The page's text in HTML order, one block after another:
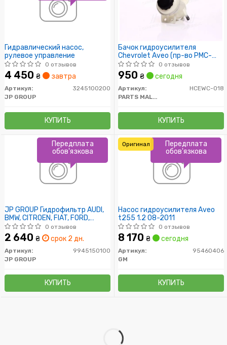
Гидравлический насос,
рулевое управление
0 отзывов
4 450 ₴ завтра
Артикул:
3245100200
JP GROUP
КУПИТЬ
Бачок гидроусилителя
Chevrolet Aveo (пр-во PMC-
ESSENCE)
0 отзывов
950 ₴ сегодня
Артикул:
HCEWC-018
PARTS MALL (PMC)
КУПИТЬ
JP GROUP Гидрофильтр AUDI,
BMW, CITROEN, FIAT, FORD,
HYUNDAI
0 отзывов
2 640 ₴ срок 2 дн.
Артикул:
9945150100
JP GROUP
КУПИТЬ
Передплата
обов'язкова
Насос гидроусилителя Аveo
t255 1.2 08-2011
0 отзывов
8 170 ₴ сегодня
Артикул:
95460406
GM
КУПИТЬ
Передплата
обов'язкова
Оригинал